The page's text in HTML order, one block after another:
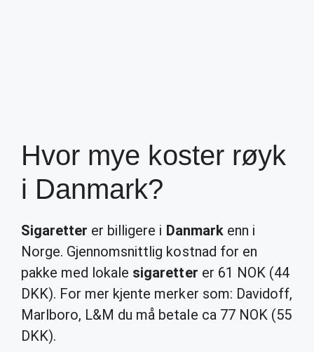
Hvor mye koster røyk
i Danmark?
Sigaretter er billigere i Danmarkenn i
Norge. Gjennomsnittlig kostnad for en
pakke med lokale sigaretter er 61 NOK (44
DKK). For mer kjente merker som: Davidoff,
Marlboro, L&M du må betale ca 77 NOK (55
DKK).